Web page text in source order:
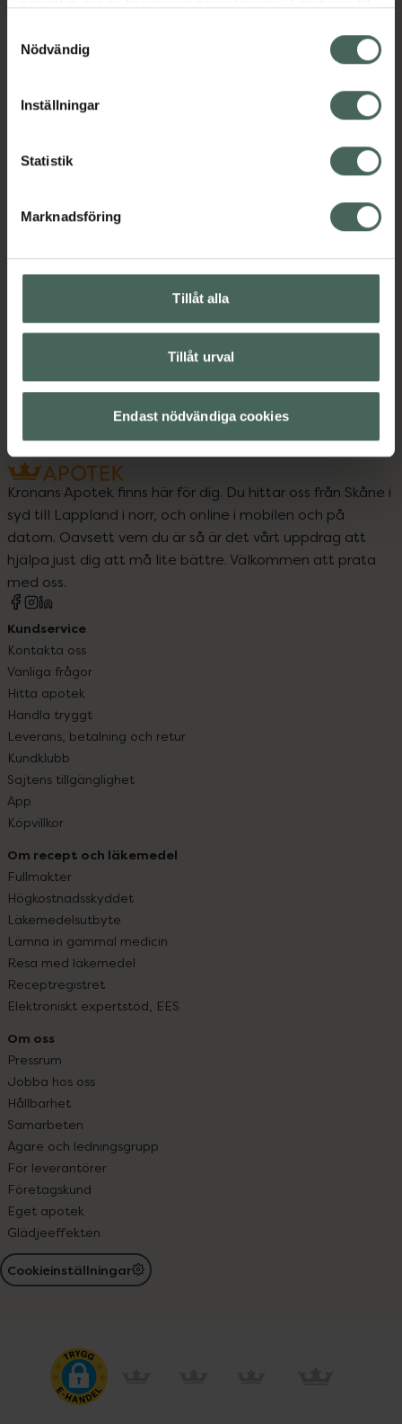
återkalla ditt samtycke via webbplatsens
cookieinställningar. Ett återkallat samtycke påverkar inte
lagligheten av behandling som skett innan återkallelsen.
Nödvändig
Inställningar
Statistik
Marknadsföring
Tillåt alla
Tillåt urval
Endast nödvändiga cookies
Innehåll Visa
Upptäck flera produkter inom
Hårinpackning
Hårvård
Inpackning och hårkurer
Vegansk hårvård
Veganska produkter
Kronans Apotek finns här för dig. Du hittar oss från Skåne i
syd till Lappland i norr, och online i mobilen och på
datorn. Oavsett vem du är så är det vårt uppdrag att
hjälpa just dig att må lite bättre. Välkommen att prata
med oss.
Kundservice
Kontakta oss
Vanliga frågor
Hitta apotek
Handla tryggt
Leverans, betalning och retur
Kundklubb
Sajtens tillgänglighet
App
Köpvillkor
Om recept och läkemedel
Fullmakter
Högkostnadsskyddet
Läkemedelsutbyte
Lämna in gammal medicin
Resa med läkemedel
Receptregistret
Elektroniskt expertstöd, EES
Om oss
Pressrum
Jobba hos oss
Hållbarhet
Samarbeten
Ägare och ledningsgrupp
För leverantörer
Företagskund
Eget apotek
Glädjeeffekten
Cookieinställningar